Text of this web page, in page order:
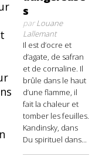
s
parLouane
Lallemant
Il est d’ocre et
d’agate, de safran
et de cornaline. Il
brûle dans le haut
d’une flamme, il
fait la chaleur et
tomber les feuilles.
Kandinsky, dans
Du spirituel dans...